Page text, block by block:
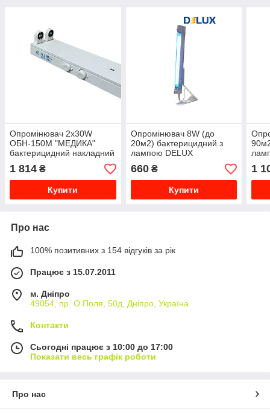
Опромінювач 2х30W
ОБН-150М "МЕДИКА"
бактерицидний накладний
з лампою 30W OSRAM
HNS G13
1 814 ₴
Купити
Опромінювач 8W (до
20м2) бактерицидний з
лампою DELUX
660₴
Купити
1
Про нас
100% позитивних з 154 відгуків за рік
Працює з 15.07.2011
м. Дніпро
49054, пр. О.Поля, 50д, Дніпро, Україна
Контакти
Сьогодні працює з 10:00 до 17:00
Показати весь графік роботи
Про нас